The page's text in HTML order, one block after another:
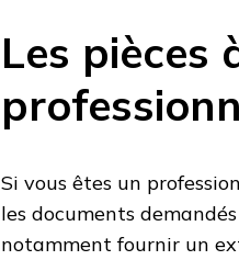
Les pièces
Si vous êtes un
les documents
notamment fournir un